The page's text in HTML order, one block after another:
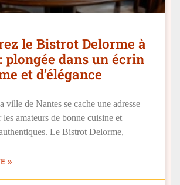
le Bistrot Delorme à
plongée dans un écrin
et d’élégance
ville de Nantes se cache une adresse
amateurs de bonne cuisine et
Le Bistrot Delorme,
»